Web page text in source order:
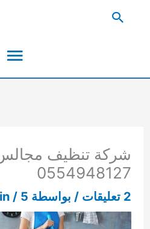
البحث
شركة تنظيف مجالس
0554948127
2 تعليقات / بواسطة / 5 فبراير، 2021